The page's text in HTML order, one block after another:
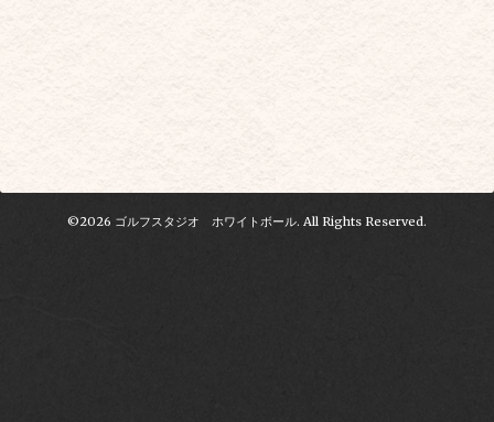
©2026 ゴルフスタジオ ホワイトボール. All Rights Reserved.